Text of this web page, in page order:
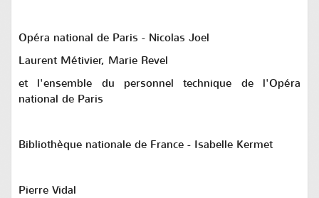
Opéra national de Paris - Nicolas Joel
Laurent Métivier, Marie Revel
et l'ensemble du personnel technique de l'Opéra
national de Paris
Bibliothèque nationale de France - Isabelle Kermet
Pierre Vidal